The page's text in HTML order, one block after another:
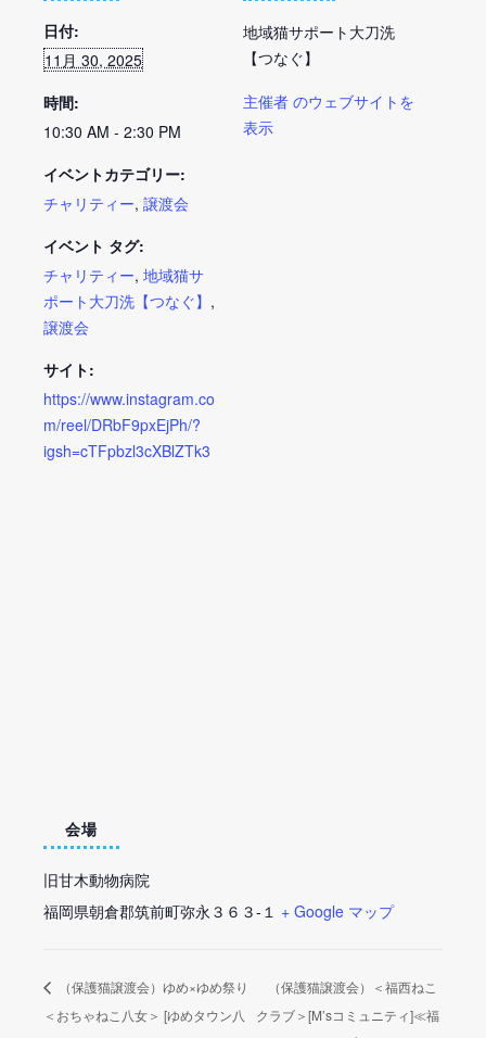
日付:
11月 30, 2025
時間:
10:30 AM - 2:30 PM
イベントカテゴリー:
チャリティー, 譲渡会
イベント タグ:
チャリティー, 地域猫サ
ポート大刀洗【つなぐ】 ,
譲渡会
サイト:
https://www.instagram.co
m/reel/DRbF9pxEjPh/?
igsh=cTFpbzl3cXBlZTk3
地域猫サポート大刀洗
【つなぐ】
主催者 のウェブサイトを
表示
会場
旧甘木動物病院
福岡県朝倉郡筑前町弥永３６３-１ + Google マップ
（保護猫譲渡会）ゆめ×ゆめ祭り
＜おちゃねこ八女＞ [ゆめタウン八
（保護猫譲渡会）＜福西ねこ
クラブ＞[M’sコミュニティ]≪福